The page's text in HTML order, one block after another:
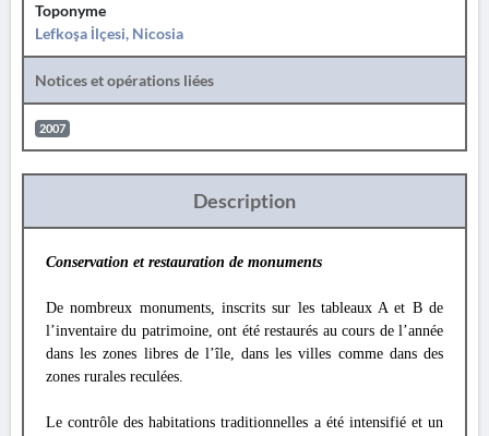
Toponyme
Lefkoşa İlçesi, Nicosia
Notices et opérations liées
2007
Description
Conservation et restauration de monuments
De nombreux monuments, inscrits sur les tableaux A et B de
l’inventaire du patrimoine, ont été restaurés au cours de l’année
dans les zones libres de l’île, dans les villes comme dans des
zones rurales reculées.
Le contrôle des habitations traditionnelles a été intensifié et un